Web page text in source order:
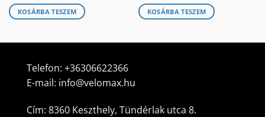
KOSÁRBA TESZEM KOSÁRBA TESZEM
Telefon: +36306622366
E-mail: info@velomax.hu
Cím: 8360 Keszthely, Tündérlak utca 8.